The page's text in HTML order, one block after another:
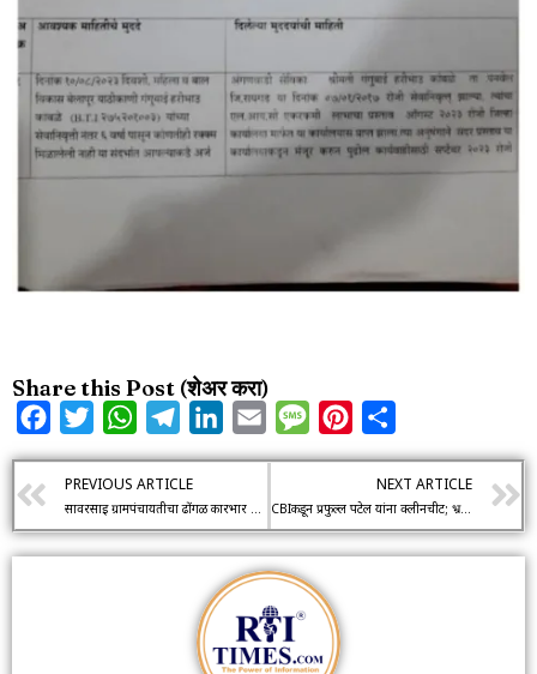
Share this Post (शेअर करा)
FacebookTwitterWhatsAppTelegramLinkedIn
Email MessagePinterest
PREVIOUS ARTICLE
सावरसाई ग्रामपंचायतीचा ढोंगळ कारभार माहिती देण्यासाठी टाळाटाळ लोकांच्या व लहान मुलाच्या जीवाशी खेळ सुरु सामाजिक कार्यकर्त्या अंकिता राजेंद्र सोंडकर लवकरच मुंबई हायकोर्ट मध्ये दाखल करणार जनहित याचिका
NEXT ARTICLE
CBIकडून प्रफुल्ल पटेल यांना क्लीनचीट; भ्रष्टाचार प्रकरणात क्लोजर रिपोर्ट दाखल